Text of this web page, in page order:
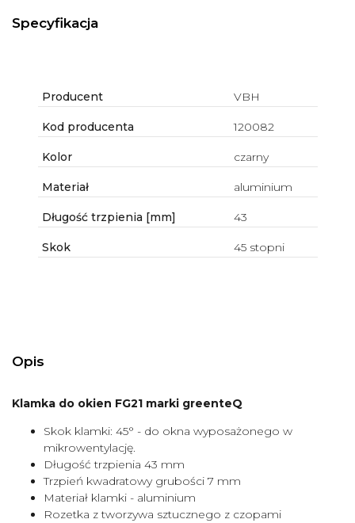
Specyfikacja
Producent VBH
Kod producenta 120082
Kolor czarny
Materiał aluminium
Długość trzpienia [mm] 43
Skok 45 stopni
Opis
Klamka do okien FG21 marki greenteQ
Skok klamki: 45° - do okna wyposażonego w
mikrowentylację.
Długość trzpienia 43 mm
Trzpień kwadratowy grubości 7 mm
Materiał klamki - aluminium
Rozetka z tworzywa sztucznego z czopami